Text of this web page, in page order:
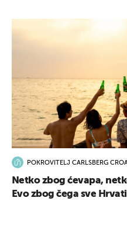
POKROVITELJ CARLSBERG
Netko zbog ćevapa,
Evo zbog čega sve